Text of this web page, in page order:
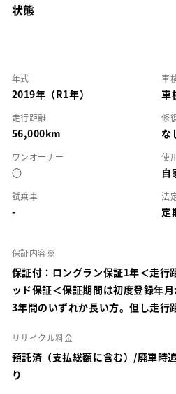
状態
年式
2019年（R1年）
車
車
走行距離
56,000km
修
な
ワンオーナー
○
使
自
試乗車
-
法
定
保証内容※
保証付：ロングラン保証1年＜走
ッド保証＜保証期間は初度登録年
3年間のいずれか長い方。但し走行
リサイクル料金
預託済（支払総額に含む）/廃車時
り